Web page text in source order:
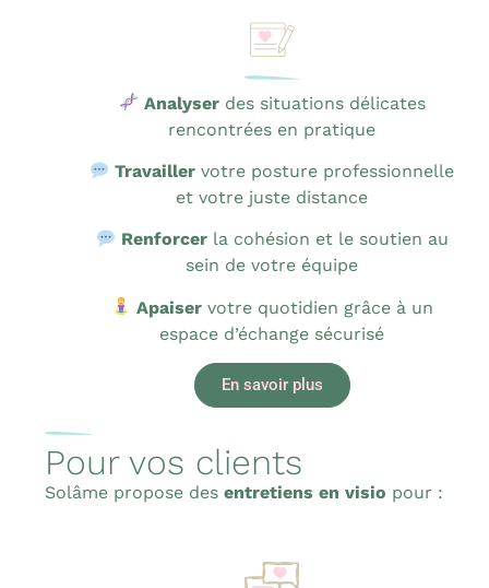
Analyserdes situations délicates
rencontrées en pratique
Travailler votre posture professionnelle
et votre juste distance
Renforcerla cohésion et le soutien au
sein de votre équipe
Apaiservotre quotidien grâce à un
espace d’échange sécurisé
En savoir plus
Pour vos clients
Solâme propose desentretiens en visio pour :